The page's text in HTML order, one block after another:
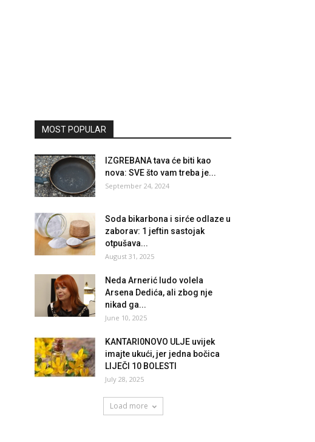
MOST POPULAR
IZGREBANA tava će biti kao
nova: SVE što vam treba je...
September 24, 2024
Soda bikarbona i sirće odlaze u
zaborav: 1 jeftin sastojak
otpušava...
August 31, 2025
Neda Arnerić ludo volela
Arsena Dedića, ali zbog nje
nikad ga...
June 10, 2025
KANTARI0NOVO ULJE uvijek
imajte ukući, jer jedna bočica
LIJEČI 10 BOLESTI
July 28, 2025
Load more